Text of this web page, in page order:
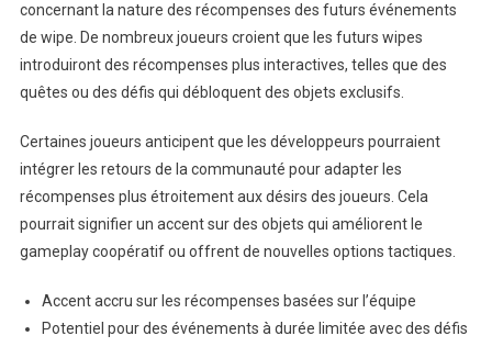
concernant la nature des récompenses des futurs événements
de wipe. De nombreux joueurs croient que les futurs wipes
introduiront des récompenses plus interactives, telles que des
quêtes ou des défis qui débloquent des objets exclusifs.
Certaines joueurs anticipent que les développeurs pourraient
intégrer les retours de la communauté pour adapter les
récompenses plus étroitement aux désirs des joueurs. Cela
pourrait signifier un accent sur des objets qui améliorent le
gameplay coopératif ou offrent de nouvelles options tactiques.
Accent accru sur les récompenses basées sur l’équipe
Potentiel pour des événements à durée limitée avec des défis